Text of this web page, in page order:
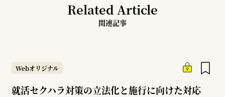
Related Article
関連記事
Webオリジナル
就活セクハラ対策の立法化と施行に向けた対応